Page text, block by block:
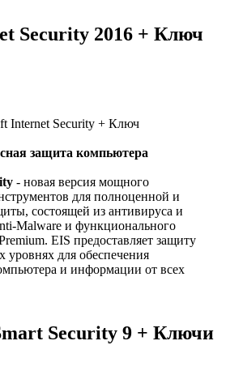
Security 2016 + Ключ
защита компьютера
- новая версия мощного
для полноценной и
состоящей из антивируса и
Malware и функционального
EIS предоставляет защиту
уровнях для обеспечения
и информации от всех
Security 9 + Ключи